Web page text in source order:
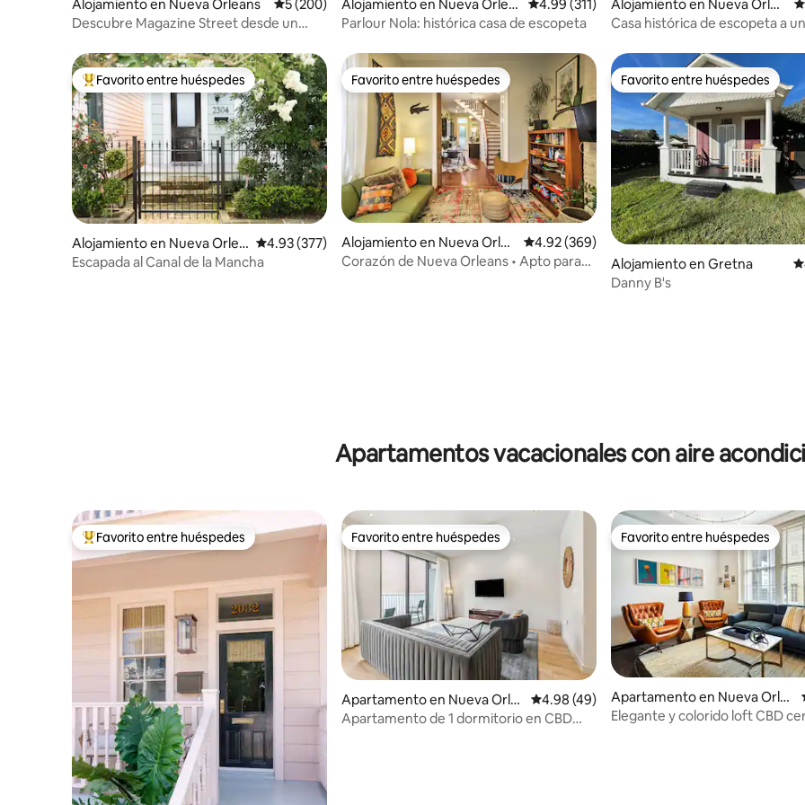
Alojamiento en Nueva Orleans Calificación promedio: 5 de 5, 200 reseñas
5 (200)
Descubre Magazine Street desde un
Alojamiento en Nueva Orlea
ns
Calificación promedio: 4.99 de 5, 311 reseñas
4.99 (311)
Parlour Nola: histórica casa de escopeta
Alojamiento en Nueva Orlea
ns
Casa histórica de escopeta a
Favorito entre huéspedes preferido
Favorito entre huéspedes
Alojamiento en Nueva Orlea
ns
Calificación promedio: 4.93 de 5, 377 reseñas
4.93 (377)
Escapada al Canal de la Mancha
Favorito entre huéspedes
Favorito entre huéspedes
Alojamiento en Nueva Orlea
ns
Calificación promedio: 4.92 de 5, 369 reseñas
4.92 (369)
Corazón de Nueva Orleans • Apto para
Favorito entre huéspedes
Favorito entre huéspedes
Alojamiento en Gretna
Danny B's
Apartamentos vacacionales con aire
Favorito entre huéspedes preferido
Favorito entre huéspedes Favorito entre huéspedes
Favorito entre huéspedes
Apartamento en Nueva Orle
ans
Calificación promedio: 4.98 de 5, 49 reseñas
4.98 (49)
Apartamento de 1 dormitorio en CBD
Favorito entre huéspedes
Favorito entre huéspedes
Apartamento en Nueva Orle
ans
Elegante y colorido loft CBD